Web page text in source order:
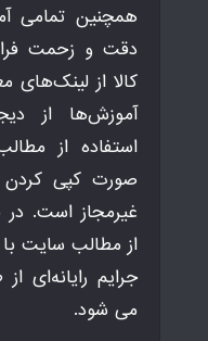
همچنین تمامی
دقت و زحمت
کالا از لینک‌های
آموزش‌ها از
استفاده از
صورت کپی کردن
غیرمجاز است.
از مطالب سایت با
جرایم رایانه‌ای
می شود.